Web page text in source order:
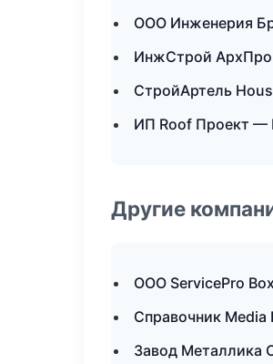
ООО Инженерия
ИнжСтрой
СтройАртель
ИП Roof Проект —
Другие
ООО ServicePro
Справочник
Завод Металлика